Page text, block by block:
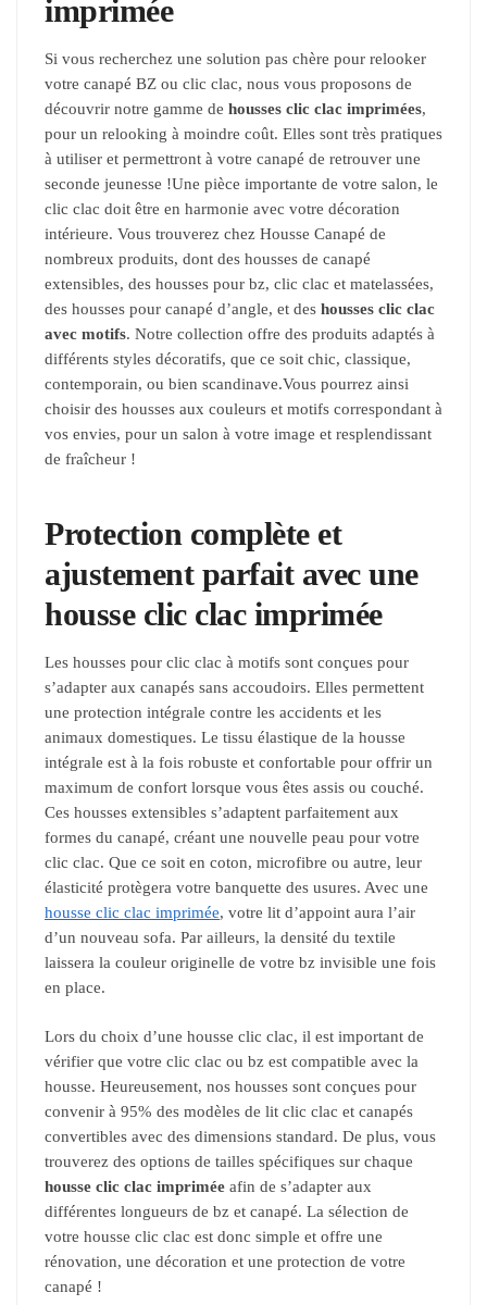
imprimée
Si vous recherchez une solution pas chère pour relooker
votre canapé BZ ou clic clac, nous vous proposons de
découvrir notre gamme de housses clic clac imprimées,
pour un relooking à moindre coût. Elles sont très pratiques
à utiliser et permettront à votre canapé de retrouver une
seconde jeunesse !Une pièce importante de votre salon, le
clic clac doit être en harmonie avec votre décoration
intérieure. Vous trouverez chez Housse Canapé de
nombreux produits, dont des housses de canapé
extensibles, des housses pour bz, clic clac et matelassées,
des housses pour canapé d’angle, et des housses clic clac
avec motifs. Notre collection offre des produits adaptés à
différents styles décoratifs, que ce soit chic, classique,
contemporain, ou bien scandinave.Vous pourrez ainsi
choisir des housses aux couleurs et motifs correspondant à
vos envies, pour un salon à votre image et resplendissant
de fraîcheur !
Protection complète et
ajustement parfait avec une
housse clic clac imprimée
Les housses pour clic clac à motifs sont conçues pour
s’adapter aux canapés sans accoudoirs. Elles permettent
une protection intégrale contre les accidents et les
animaux domestiques. Le tissu élastique de la housse
intégrale est à la fois robuste et confortable pour offrir un
maximum de confort lorsque vous êtes assis ou couché.
Ces housses extensibles s’adaptent parfaitement aux
formes du canapé, créant une nouvelle peau pour votre
clic clac. Que ce soit en coton, microfibre ou autre, leur
élasticité protègera votre banquette des usures. Avec une
housse clic clac imprimée, votre lit d’appoint aura l’air
d’un nouveau sofa. Par ailleurs, la densité du textile
laissera la couleur originelle de votre bz invisible une fois
en place.
Lors du choix d’une housse clic clac, il est important de
vérifier que votre clic clac ou bz est compatible avec la
housse. Heureusement, nos housses sont conçues pour
convenir à 95% des modèles de lit clic clac et canapés
convertibles avec des dimensions standard. De plus, vous
trouverez des options de tailles spécifiques sur chaque
housse clic clac imprimée afin de s’adapter aux
différentes longueurs de bz et canapé. La sélection de
votre housse clic clac est donc simple et offre une
rénovation, une décoration et une protection de votre
canapé !